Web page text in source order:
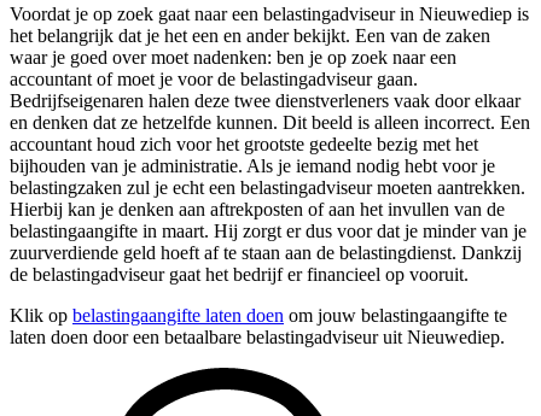
Voordat je op zoek gaat naar een belastingadviseur in Nieuwediep is
het belangrijk dat je het een en ander bekijkt. Een van de zaken
waar je goed over moet nadenken: ben je op zoek naar een
accountant of moet je voor de belastingadviseur gaan.
Bedrijfseigenaren halen deze twee dienstverleners vaak door elkaar
en denken dat ze hetzelfde kunnen. Dit beeld is alleen incorrect. Een
accountant houd zich voor het grootste gedeelte bezig met het
bijhouden van je administratie. Als je iemand nodig hebt voor je
belastingzaken zul je echt een belastingadviseur moeten aantrekken.
Hierbij kan je denken aan aftrekposten of aan het invullen van de
belastingaangifte in maart. Hij zorgt er dus voor dat je minder van je
zuurverdiende geld hoeft af te staan aan de belastingdienst. Dankzij
de belastingadviseur gaat het bedrijf er financieel op vooruit.
Klik op belastingaangifte laten doen om jouw belastingaangifte te
laten doen door een betaalbare belastingadviseur uit Nieuwediep.